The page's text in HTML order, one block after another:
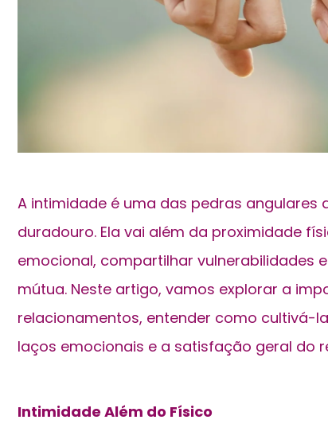
A intimidade é uma das pedras angulares
duradouro. Ela vai além da proximidade
emocional, compartilhar vulnerabilidades
mútua. Neste artigo, vamos explorar a
relacionamentos, entender como cultivá-
laços emocionais e a satisfação geral do
Intimidade Além do Físico